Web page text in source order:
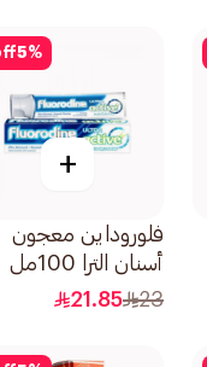
5%
+
فلوروداين معجون
أسنان الترا 100مل
23
21.85